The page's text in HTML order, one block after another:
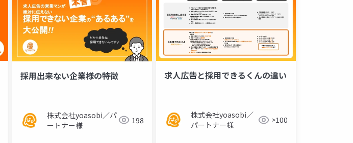
採用出来ない企業様の特徴
株式会社yoasobi／パ
ートナー様
198
求人広告と採用できるくんの違い
株式会社yoasobi／
パートナー様
>100